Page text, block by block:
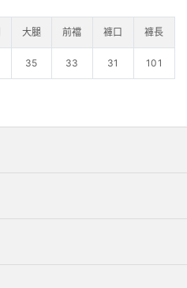
大腿 前襠 褲口 褲長
35 33 31 101